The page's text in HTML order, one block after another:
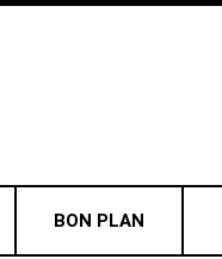
BON PLAN